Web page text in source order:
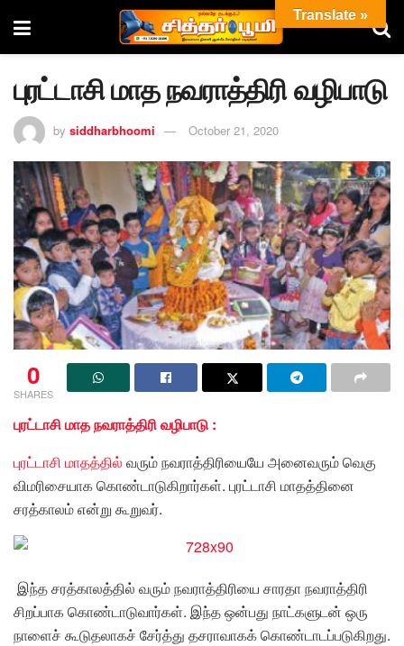
புரட்டாசி மாத நவராத்திரி வழிபாடு
by siddharbhoomi October 21, 2020
0
SHARES
புரட்டாசி மாத நவராத்திரி வழிபாடு :
புரட்டாசி மாதத்தில் வரும் நவராத்திரியையே அனைவரும் வெகு
விமரிசையாக கொண்டாடுகிறார்கள். புரட்டாசி மாதத்தினை
சரத்காலம் என்று கூறுவர்.
இந்த சரத்காலத்தில் வரும் நவராத்திரியை சாரதா நவராத்திரி
சிறப்பாக கொண்டாடுவார்கள். இந்த ஒன்பது நாட்களுடன் ஒரு
நாளைச் கூடுதலாகச் சேர்த்து தசராவாகக் கொண்டாடப்படுகிறது.
Translate »